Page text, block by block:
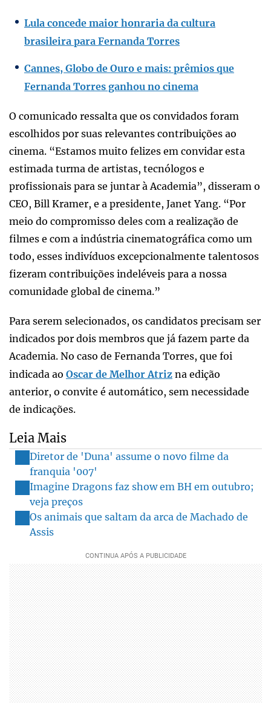
Lula concede maior honraria da cultura
brasileira para Fernanda Torres
Cannes, Globo de Ouro e mais: prêmios que
Fernanda Torres ganhou no cinema
O comunicado ressalta que os convidados foram
escolhidos por suas relevantes contribuições ao
cinema. “Estamos muito felizes em convidar esta
estimada turma de artistas, tecnólogos e
profissionais para se juntar à Academia”, disseram o
CEO, Bill Kramer, e a presidente, Janet Yang. “Por
meio do compromisso deles com a realização de
filmes e com a indústria cinematográfica como um
todo, esses indivíduos excepcionalmente talentosos
fizeram contribuições indeléveis para a nossa
comunidade global de cinema.”
Para serem selecionados, os candidatos precisam ser
indicados por dois membros que já fazem parte da
Academia. No caso de Fernanda Torres, que foi
indicada ao Oscar de Melhor Atriz na edição
anterior, o convite é automático, sem necessidade
de indicações.
Leia Mais
Diretor de 'Duna' assume o novo filme da
franquia '007'
Imagine Dragons faz show em BH em outubro;
veja preços
Os animais que saltam da arca de Machado de
Assis